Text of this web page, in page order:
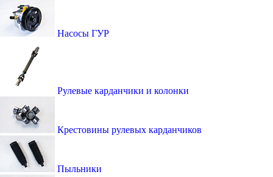
Насосы ГУР
Рулевые карданчики и колонки
Крестовины рулевых карданчиков
Пыльники